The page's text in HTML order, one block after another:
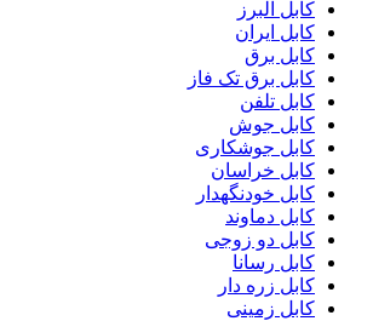
کابل البرز
کابل ایران
کابل برق
کابل برق تک فاز
کابل تلفن
کابل جوش
کابل جوشکاری
کابل خراسان
کابل خودنگهدار
کابل دماوند
کابل دو زوجی
کابل رسانا
کابل زره دار
کابل زمینی